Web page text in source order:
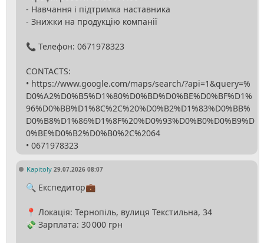
- Навчання і підтримка наставника
- Знижки на продукцію компанії
📞 Телефон: 0671978323
CONTACTS:
• https://www.google.com/maps/search/?api=1&query=%
D0%A2%D0%B5%D1%80%D0%BD%D0%BE%D0%BF%D1%
96%D0%BB%D1%8C%2C%20%D0%B2%D1%83%D0%BB%
D0%B8%D1%86%D1%8F%20%D0%93%D0%B0%D0%B9%D
0%BE%D0%B2%D0%B0%2C%2064
Kapitoly 29.07.2026 08:07
🔍 Експедитор💼
📍 Локація: Тернопіль, вулиця Текстильна, 34
💸 Зарплата: 30 000 грн